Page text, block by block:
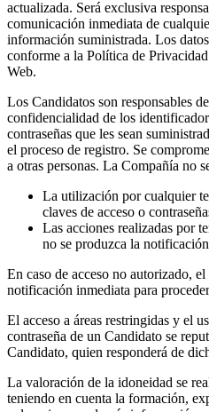
actualizada. Será exclusiva
comunicación inmediata de
información suministrada. Los
conforme a la Política de
Web.
Los Candidatos son responsables
confidencialidad de los
contraseñas que les sean
el proceso de registro. Se
a otras personas. La Compañía no
La utilización por cualquier
claves de acceso o
Las acciones realizadas por
no se produzca la
En caso de acceso no autorizado,
notificación inmediata para
El acceso a áreas restringidas y el
contraseña de un Candidato se
Candidato, quien responderá de
La valoración de la idoneidad se
teniendo en cuenta la formación,